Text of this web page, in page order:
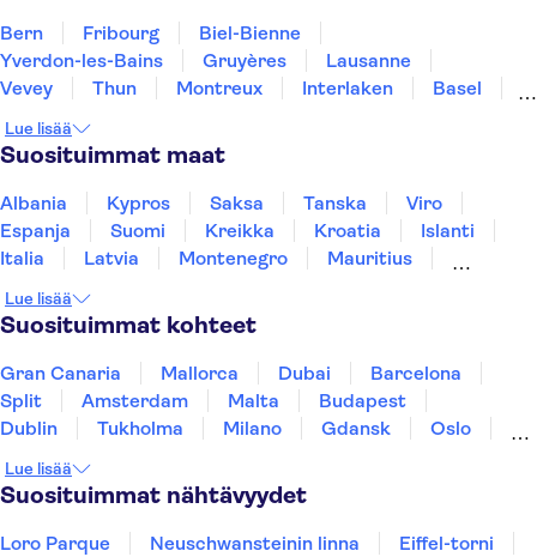
Bern Fribourg
Biel-Bienne
Yverdon-les-Bains
Gruyères
Lausanne
Vevey
Thun Montreux Interlaken
Basel
Lue lisää
Suosituimmat maat
Albania Kypros Saksa Tanska
Viro
Espanja
Suomi Kreikka Kroatia
Islanti
Italia
Latvia Montenegro
Mauritius
Thaimaa
Turkki
Lue lisää
Suosituimmat kohteet
Gran Canaria Mallorca Dubai
Barcelona
Split
Amsterdam Malta
Budapest
Dublin
Tukholma Milano Gdansk
Oslo
Tallinna
Ljubljana Riika
Lue lisää
Suosituimmat nähtävyydet
Loro Parque Neuschwansteinin linna
Eiffel-torni